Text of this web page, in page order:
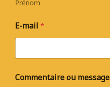
Prénom
E-mail *
Commentaire ou message